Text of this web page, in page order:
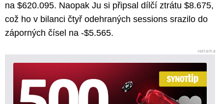
na $620.095. Naopak Ju si připsal dílčí ztrátu $8.675,
což ho v bilanci čtyř odehraných sessions srazilo do
záporných čísel na -$5.565.